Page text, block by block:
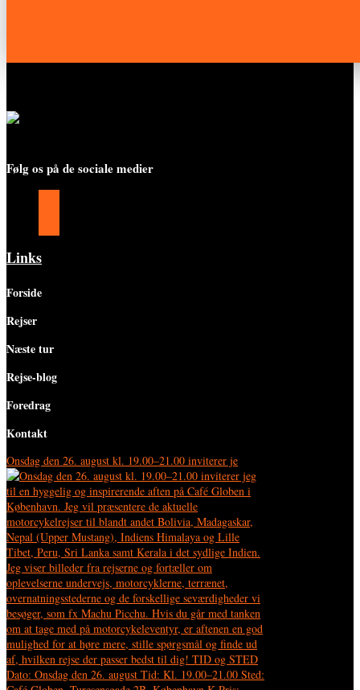
Følg os på de sociale medier
Links
Forside
Rejser
Næste tur
Rejse-blog
Foredrag
Kontakt
Onsdag den 26. august kl. 19.00–21.00 inviterer je